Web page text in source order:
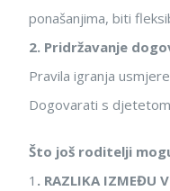
ponašanjima, biti
2. Pridržavanje
Pravila igranja
Dogovarati s
Što još roditelji
1 . RAZLIKA IZMEĐU